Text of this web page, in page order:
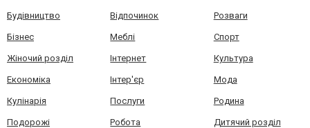
Будівництво Відпочинок Розваги
Бізнес Меблі Спорт
Жіночий розділ Інтернет Культура
Економіка Інтер'єр Мода
Кулінарія Послуги Родина
Подорожі Робота Дитячий розділ